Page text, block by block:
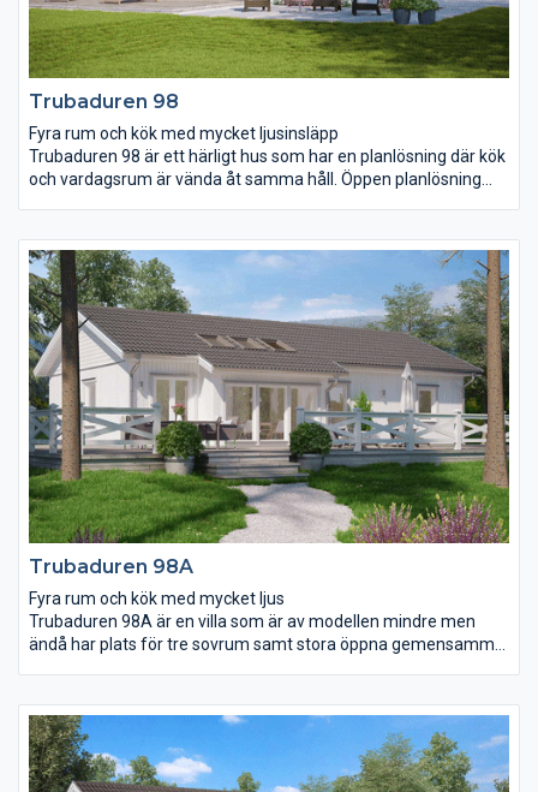
Trubaduren 98
Fyra rum och kök med mycket ljusinsläpp
Trubaduren 98 är ett härligt hus som har en planlösning där kök
och vardagsrum är vända åt samma håll. Öppen planlösning
eget praktiskt badrum och en klädkammare. Genom
fönsterdörren i vardagsrummet tar du dig enkelt ut på
uteplatsen som vi har försett med ett praktiskt tak som
skyddar mot både väder och vind. Allt på mindre än 100 m².
Mycket hus på liten yta.
Trubaduren 98A
Fyra rum och kök med mycket ljus
Trubaduren 98A är en villa som är av modellen mindre men
ändå har plats för tre sovrum samt stora öppna gemensamma
tillsammans med snedtaket ger en praktfull rymd. Köket är väl
tilltaget och här finns även plats för en köksö för er som
drömmer om mer förvaring, en plats för barnen att göra läxor
på eller för gästerna att mingla vid.